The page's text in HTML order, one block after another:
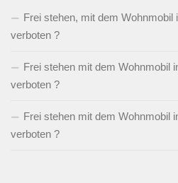
Frei stehen, mit dem Wohnmobil
verboten ?
Frei stehen mit dem Wohnmobil
verboten ?
Frei stehen mit dem Wohnmobil
verboten ?